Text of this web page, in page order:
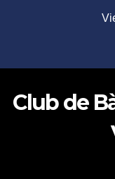
Club de